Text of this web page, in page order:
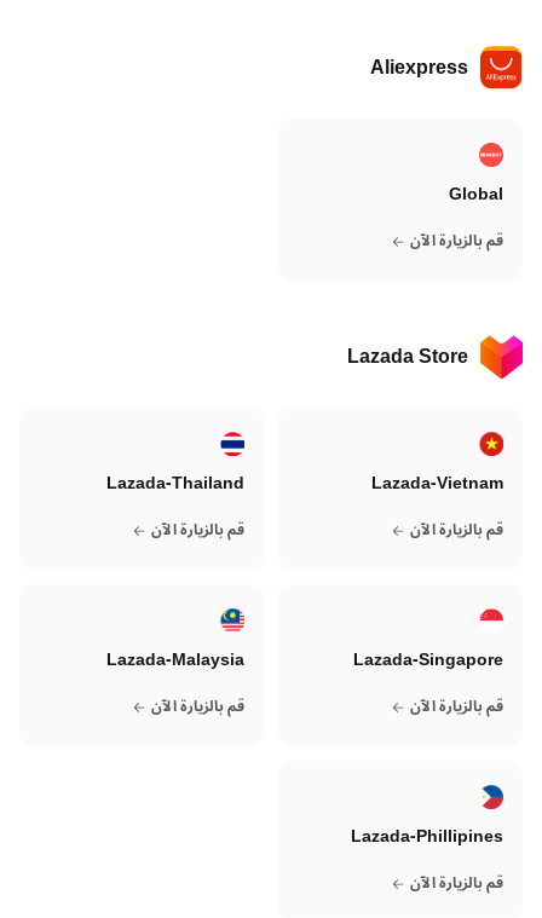
Aliexpress
Global
قم بالزيارة الآن
Lazada Store
Lazada-Vietnam
قم بالزيارة الآن
Lazada-Thailand
قم بالزيارة الآن
Lazada-Singapore
قم بالزيارة الآن
Lazada-Malaysia
قم بالزيارة الآن
Lazada-Phillipines
قم بالزيارة الآن